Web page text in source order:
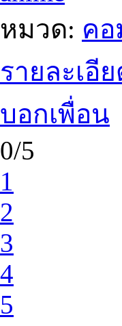
หมวด: คอ
รายละเอี
บอกเพื่อน
0/5
1
2
3
4
5